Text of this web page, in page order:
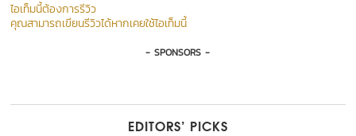
ไอเท็มนี้ต้องการรีวิว
คุณสามารถเขียนรีวิวได้หากเคยใช้ไอเท็มนี้
- SPONSORS -
EDITORS’ PICKS